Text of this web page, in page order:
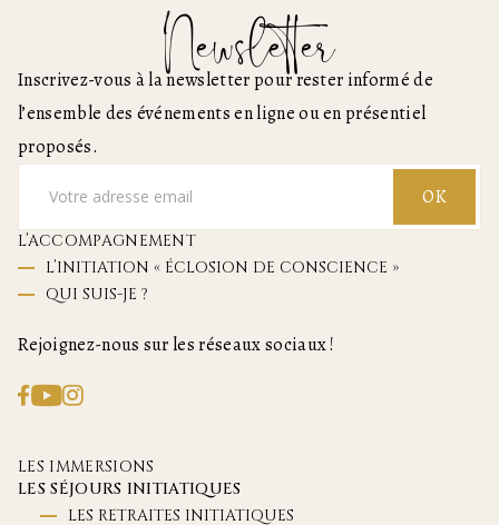
Newsletter
Inscrivez-vous à la newsletter pour rester informé de
l’ensemble des événements en ligne ou en présentiel
proposés.
OK
L’ACCOMPAGNEMENT
L’INITIATION « ÉCLOSION DE CONSCIENCE »
QUI SUIS-JE ?
Rejoignez-nous sur les réseaux sociaux !
LES IMMERSIONS
LES SÉJOURS INITIATIQUES
LES RETRAITES INITIATIQUES